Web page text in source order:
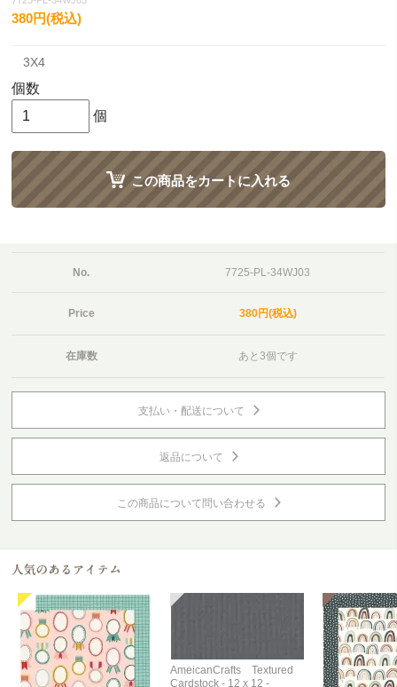
380円(税込)
3X4
個数
個
この商品をカートに入れる
No. 7725-PL-34WJ03
Price 380円(税込)
在庫数 あと3個です
支払い・配送について
返品について
この商品について問い合わせる
AmeicanCrafts Textured
Cardstock - 12 x 12 -